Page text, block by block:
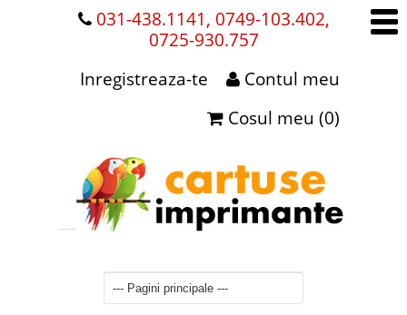
031-438.1141, 0749-103.402,
0725-930.757
Contul meu
Inregistreaza-te
Cosul meu (0)